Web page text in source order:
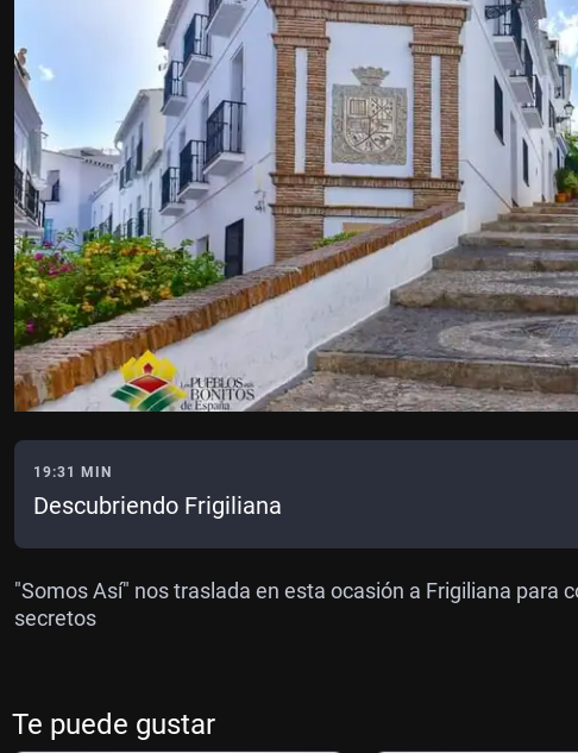
19:31 MIN
Descubriendo Frigiliana
"Somos Así" nos traslada en esta ocasión a Frigiliana para
secretos
Te puede gustar